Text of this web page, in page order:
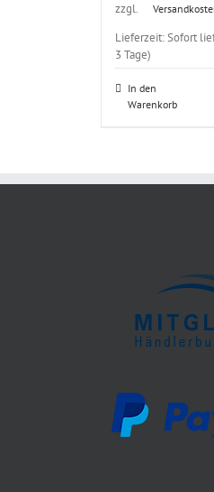
zzgl.
Lieferzeit: Sofort
3 Tage)
In den
Warenkorb